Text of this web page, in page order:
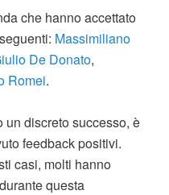
che hanno accettato
Massimiliano
De Donato,
Romei.
un discreto successo, è
feedback positivi.
casi, molti hanno
questa